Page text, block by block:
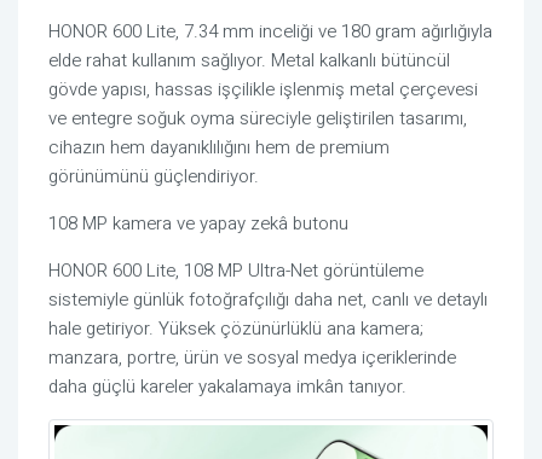
HONOR 600 Lite, 7.34 mm inceliği ve 180 gram ağırlığıyla
elde rahat kullanım sağlıyor. Metal kalkanlı bütüncül
gövde yapısı, hassas işçilikle işlenmiş metal çerçevesi
ve entegre soğuk oyma süreciyle geliştirilen tasarımı,
cihazın hem dayanıklılığını hem de premium
görünümünü güçlendiriyor.
108 MP kamera ve yapay zekâ butonu
HONOR 600 Lite, 108 MP Ultra-Net görüntüleme
sistemiyle günlük fotoğrafçılığı daha net, canlı ve detaylı
hale getiriyor. Yüksek çözünürlüklü ana kamera;
manzara, portre, ürün ve sosyal medya içeriklerinde
daha güçlü kareler yakalamaya imkân tanıyor.